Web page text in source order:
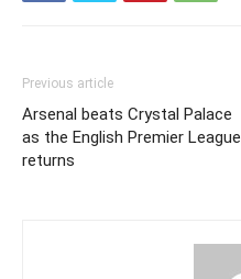
Previous article
Arsenal beats Crystal Palace
as the English Premier League
returns